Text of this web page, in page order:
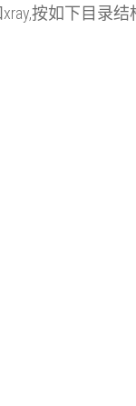
按如下目录